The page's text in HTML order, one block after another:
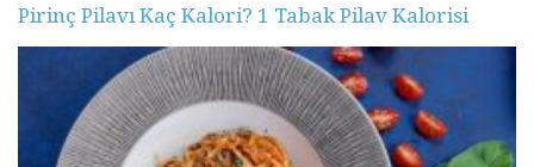
Pirinç Pilavı Kaç Kalori? 1 Tabak Pilav Kalorisi